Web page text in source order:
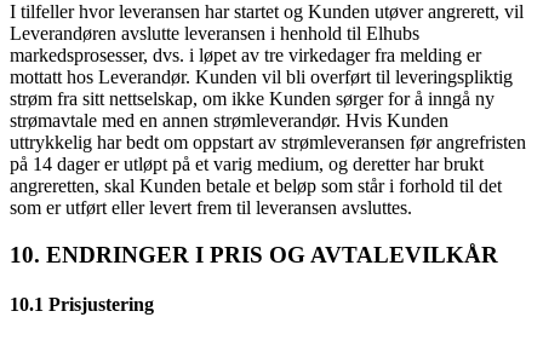
I tilfeller hvor leveransen har startet og Kunden utøver angrerett, vil
Leverandøren avslutte leveransen i henhold til Elhubs
markedsprosesser, dvs. i løpet av tre virkedager fra melding er
mottatt hos Leverandør. Kunden vil bli overført til leveringspliktig
strøm fra sitt nettselskap, om ikke Kunden sørger for å inngå ny
strømavtale med en annen strømleverandør. Hvis Kunden
uttrykkelig har bedt om oppstart av strømleveransen før angrefristen
på 14 dager er utløpt på et varig medium, og deretter har brukt
angreretten, skal Kunden betale et beløp som står i forhold til det
som er utført eller levert frem til leveransen avsluttes.
10. ENDRINGER I PRIS OG AVTALEVILKÅR
10.1 Prisjustering